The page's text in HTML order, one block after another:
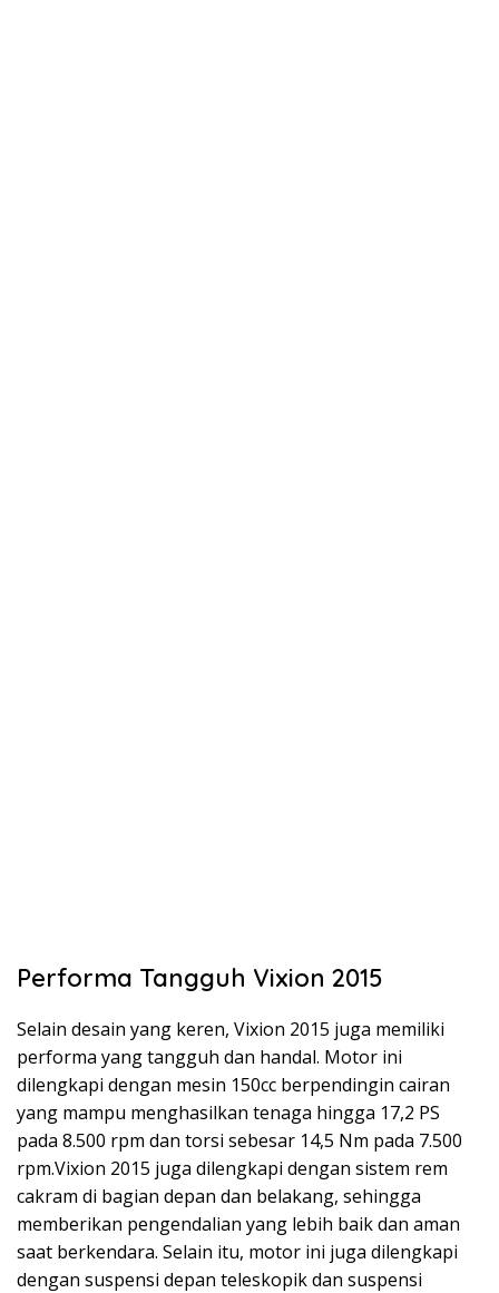
Performa Tangguh Vixion 2015
Selain desain yang keren, Vixion 2015 juga memiliki
performa yang tangguh dan handal. Motor ini
dilengkapi dengan mesin 150cc berpendingin cairan
yang mampu menghasilkan tenaga hingga 17,2 PS
pada 8.500 rpm dan torsi sebesar 14,5 Nm pada 7.500
rpm.Vixion 2015 juga dilengkapi dengan sistem rem
cakram di bagian depan dan belakang, sehingga
memberikan pengendalian yang lebih baik dan aman
saat berkendara. Selain itu, motor ini juga dilengkapi
dengan suspensi depan teleskopik dan suspensi